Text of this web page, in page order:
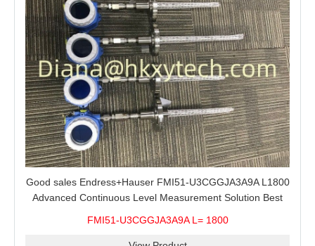
Good sales Endress+Hauser FMI51-U3CGGJA3A9A L1800
Advanced Continuous Level Measurement Solution Best
FMI51-U3CGGJA3A9A L= 1800